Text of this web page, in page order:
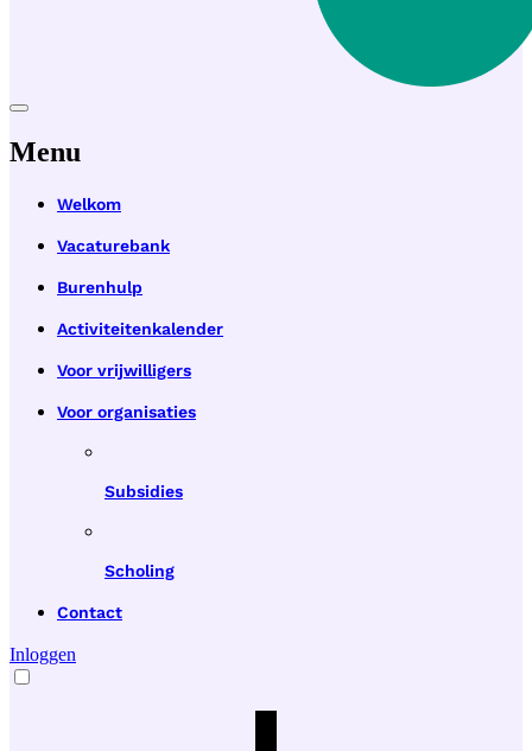
Menu
Welkom
Vacaturebank
Burenhulp
Activiteitenkalender
Voor vrijwilligers
Voor organisaties
Subsidies
Scholing
Contact
Inloggen